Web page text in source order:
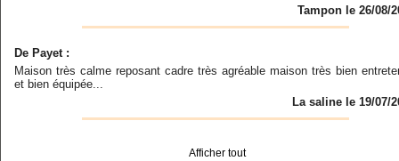
Tampon le 26/08/
De Payet :
Maison très calme reposant cadre très agréable maison très bien
et bien équipée...
La saline le 19/07/
Afficher tout